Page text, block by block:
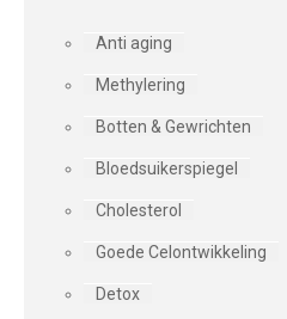
Anti aging
Methylering
Botten & Gewrichten
Bloedsuikerspiegel
Cholesterol
Goede Celontwikkeling
Detox